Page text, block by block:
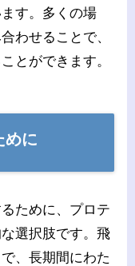
す。多くの場
わせることで、
とができます。
めに
ために、プロテ
選択肢です。飛
、長期間にわた